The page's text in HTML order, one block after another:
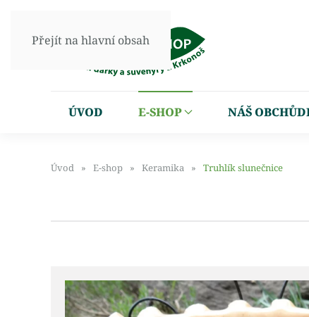
Přejít na hlavní obsah
ÚVOD E-SHOP NÁŠ
Úvod E-shop Keramika Truhlík slunečnice